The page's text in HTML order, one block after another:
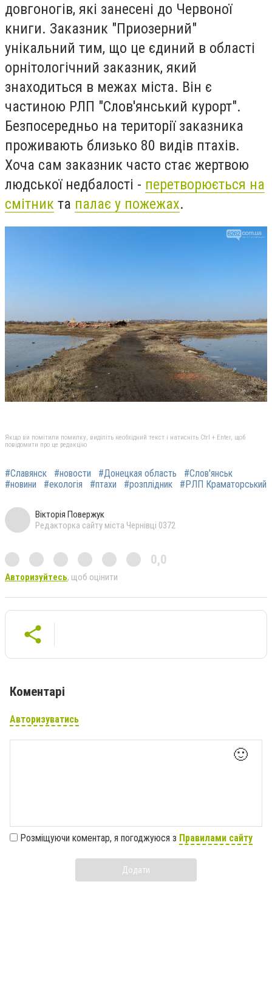
довгоногів, які занесені до Червоної
книги. Заказник "Приозерний"
унікальний тим, що це єдиний в області
орнітологічний заказник, який
знаходиться в межах міста. Він є
частиною РЛП "Слов'янський курорт".
Безпосередньо на території заказника
проживають близько 80 видів птахів.
Хоча сам заказник часто стає жертвою
людської недбалості - перетворюється на
смітник та палає у пожежах.
Якщо ви помітили помилку, виділіть необхідний текст і натисніть Ctrl + Enter, щоб
повідомити про це редакцію
#Славянск #новости #Донецкая область
#Слов'янськ
#новини
#екологія #птахи #розплідник #РЛП Краматорський
Вікторія Повержук
Редакторка сайту міста Чернівці 0372
0,0
Авторизуйтесь, щоб оцінити
Коментарі
Авторизуватись
🙂
Розміщуючи коментар, я погоджуюся з Правилами сайту
Додати